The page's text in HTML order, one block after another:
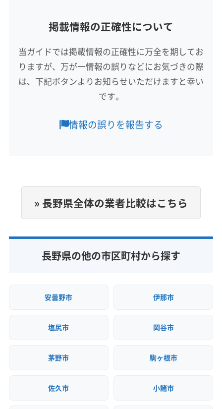
諏訪郡下諏訪町
諏訪郡原村
諏訪郡富士見町
木曽郡王滝村
木曽郡上松町
木曽郡大桑村
木曽郡南木曽町
木曽郡木曽町 木曽郡木祖村
もっと見る
9:00〜18:00
非公開
掲載情報の正確性について
当ガイドでは掲載情報の正確性に万全を期してお
りますが、万が一情報の誤りなどにお気づきの際
は、下記ボタンよりお知らせいただけますと幸い
です。
情報の誤りを報告する
» 長野県全体の業者比較はこちら
長野県の他の市区町村から探す
安曇野市 伊那市
塩尻市 岡谷市
茅野市 駒ヶ根市
佐久市 小諸市